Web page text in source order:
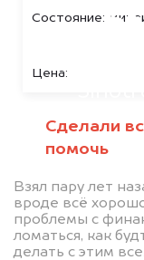
Состояние:
Цена:
Сделали
помочь
Взял пару лет
вроде всё
проблемы с
ломаться, как
делать с этим
Узнайте
Мы купим
дороже,